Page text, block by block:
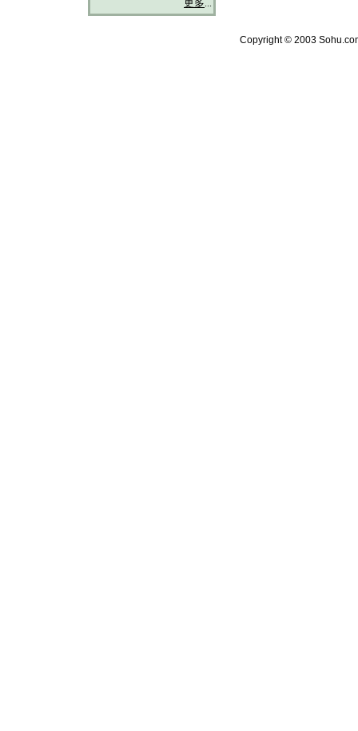
更多...
Copyright © 2003